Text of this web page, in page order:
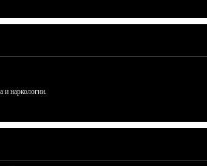
и наркологии.